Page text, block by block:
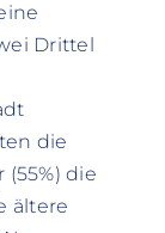
Drittel
die
die
ältere